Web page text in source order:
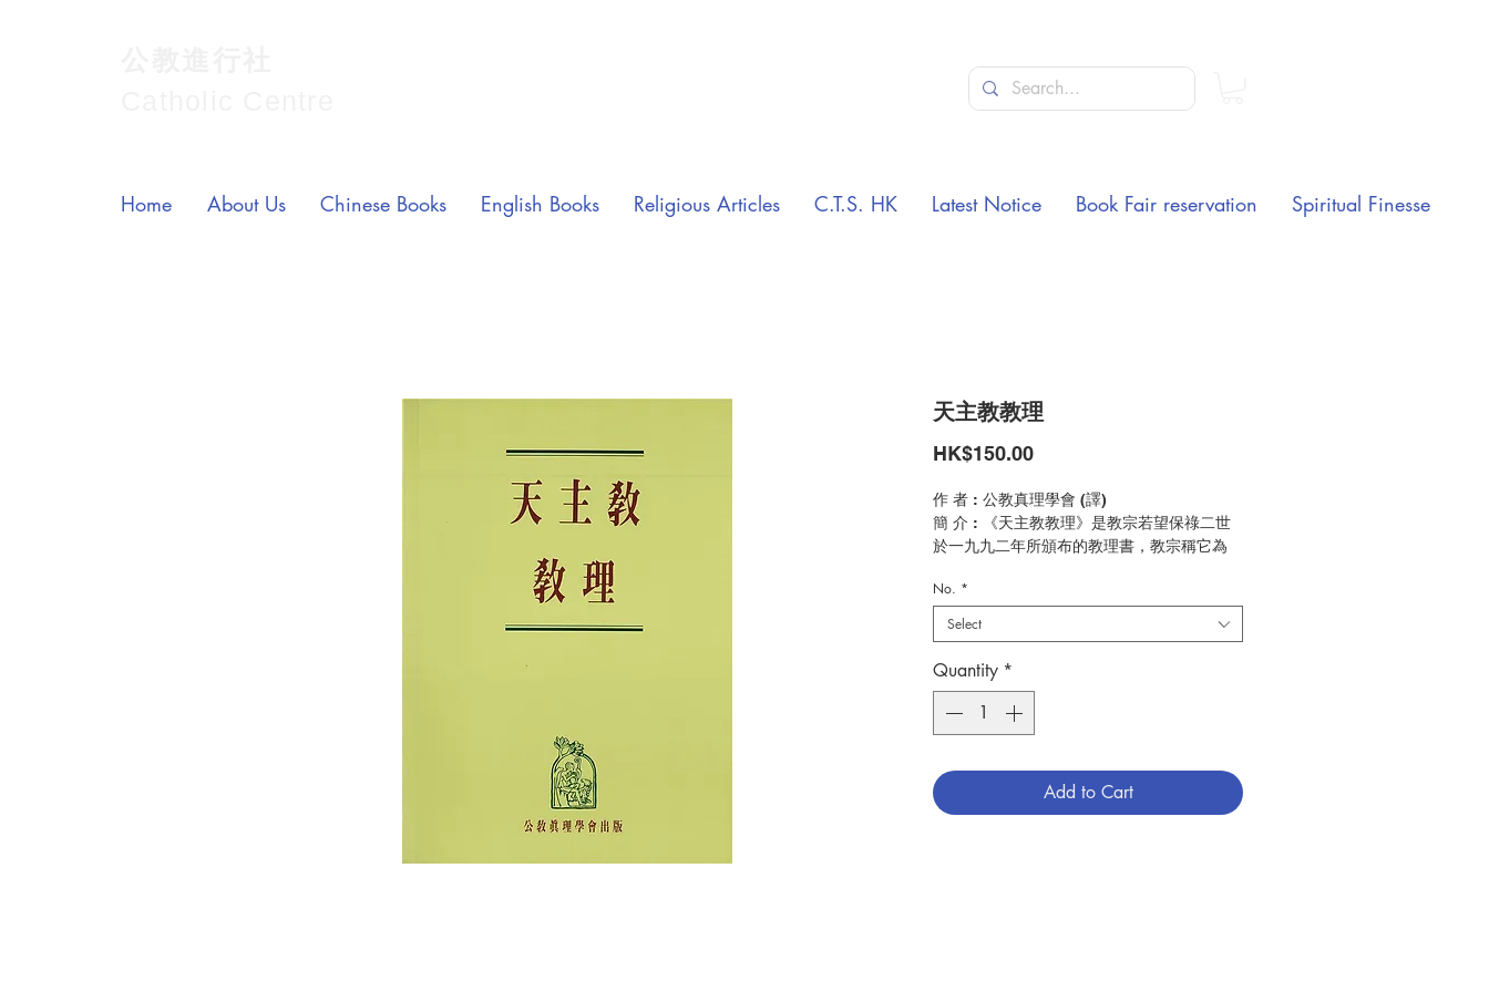
天主教教理
HK$150.00Price
作 者 : 公教真理學會 (譯)
簡 介 : 《天主教教理》是教宗若望保祿二世
於一九九二年所頒布的教理書，教宗稱它為
是一本有價值而可信的工具書，也是傳揚信仰
的可靠準則。
出 版：公教真理學會
頁 數：856
分 類：教義 / 教理
ISBN:9789627958598
No. *
Select
Quantity *
Add to Cart
Home About Us Chinese Books English Books Religious Articles C.T.S. HK Latest Notice Book Fair reservation Spiritual Finesse